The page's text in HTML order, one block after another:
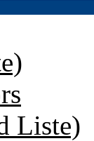
Liste)